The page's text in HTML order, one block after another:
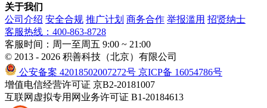
关于我们
公司介绍 安全合规 推广计划 商务合作 举报滥用 招贤纳士
客服热线：400-863-8728
客服时间：周一至周五 9:00 ~ 21:00
© 2013 - 2026 积善科技（北京）有限公司
公安备案 42018502007272号 京ICP备 16054786号
增值电信经营许可证 京B2-20181007
互联网虚拟专用网业务许可证 B1-20184613